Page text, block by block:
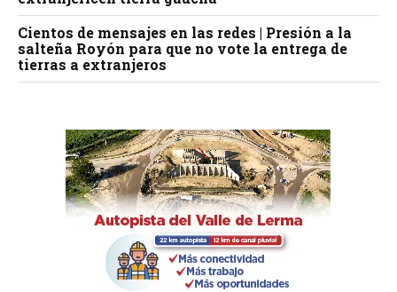
Cientos de mensajes en las redes | Presión a la
salteña Royón para que no vote la entrega de
tierras a extranjeros